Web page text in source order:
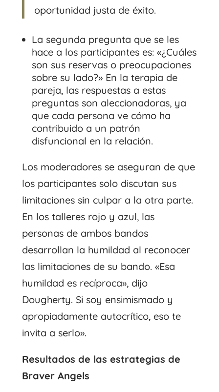
oportunidad justa de éxito.
La segunda pregunta que se les
hace a los participantes es: «¿Cuáles
son sus reservas o preocupaciones
sobre su lado?» En la terapia de
pareja, las respuestas a estas
preguntas son aleccionadoras, ya
que cada persona ve cómo ha
contribuido a un patrón
disfuncional en la relación.
Los moderadores se aseguran de que
los participantes solo discutan sus
limitaciones sin culpar a la otra parte.
En los talleres rojo y azul, las
personas de ambos bandos
desarrollan la humildad al reconocer
las limitaciones de su bando. «Esa
humildad es recíproca», dijo
Dougherty. Si soy ensimismado y
apropiadamente autocrítico, eso te
invita a serlo».
Resultados de las estrategias de
Braver Angels